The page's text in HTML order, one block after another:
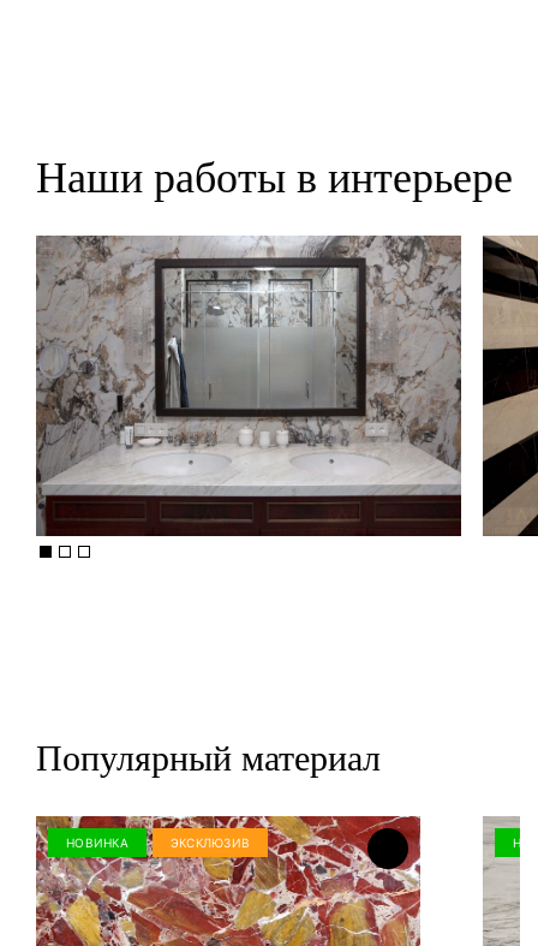
Наши работы в интерьере
Популярный материал
НОВИНКА ЭКСКЛЮЗИВ